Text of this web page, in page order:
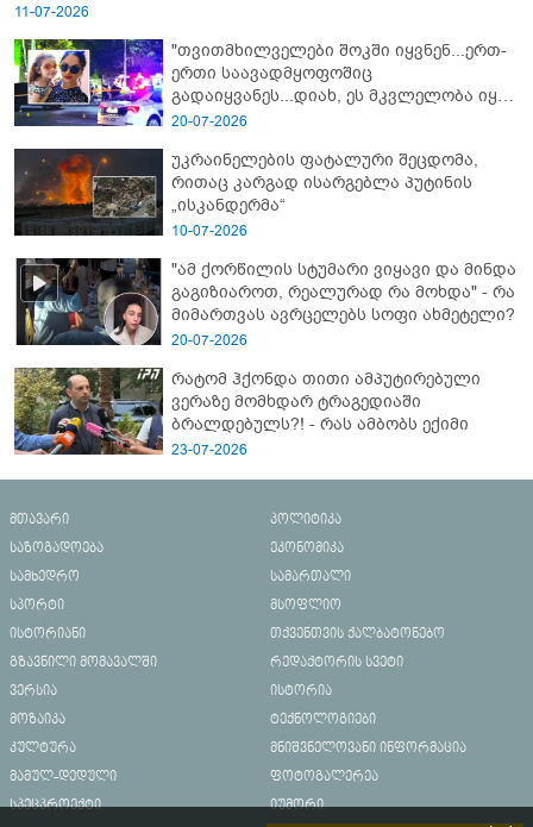
11-07-2026
"თვითმხილველები შოკში იყვნენ...ერთ-
ერთი საავადმყოფოშიც
გადაიყვანეს...დიახ, ეს მკვლელობა იყო"
- გორში დატრიალებული ტრაგედიის
20-07-2026
უკრაინელების ფატალური შეცდომა,
რითაც კარგად ისარგებლა პუტინის
„ისკანდერმა“
10-07-2026
"ამ ქორწილის სტუმარი ვიყავი და მინდა
გაგიზიაროთ, რეალურად რა მოხდა" - რა
მიმართვას ავრცელებს სოფი ახმეტელი?
20-07-2026
რატომ ჰქონდა თითი ამპუტირებული
ვერაზე მომხდარ ტრაგედიაში
ბრალდებულს?! - რას ამბობს ექიმი
23-07-2026
მთავარი
პოლიტიკა
საზოგადოება
ეკონომიკა
სამხედრო
სამართალი
სპორტი
მსოფლიო
ისტორიანი
თქვენთვის ქალბატონებო
გზავნილი მომავალში
რედაქტორის სვეტი
ვერსია
ისტორია
მოზაიკა
ტექნოლოგიები
კულტურა
მნიშვნელოვანი ინფორმაცია
მამულ-დედული
ფოტოგალერეა
სპეცპროექტი
იუმორი